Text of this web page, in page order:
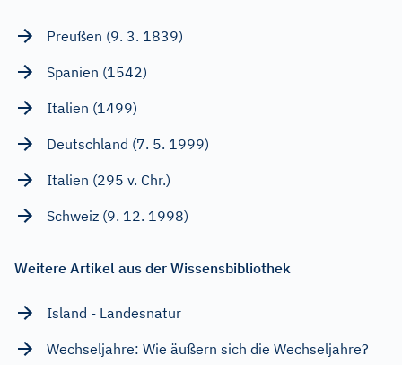
Preußen (9. 3. 1839)
Spanien (1542)
Italien (1499)
Deutschland (7. 5. 1999)
Italien (295 v. Chr.)
Schweiz (9. 12. 1998)
Weitere Artikel aus der Wissensbibliothek
Island - Landesnatur
Wechseljahre: Wie äußern sich die Wechseljahre?